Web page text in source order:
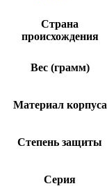
MEWHF6Страна
происхождения
Вес (грамм)
Материал корпуса
Степень защиты
Серия